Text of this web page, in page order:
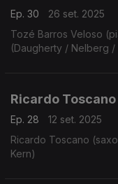
Ep. 30
26 set. 2025
Tozé Barros Veloso
(Daugherty / Nelberg /
Ricardo Toscano
Ep. 28
12 set. 2025
Ricardo Toscano
Kern)